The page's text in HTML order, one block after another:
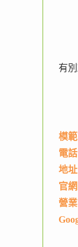
有
模
電話
地
官網
營業